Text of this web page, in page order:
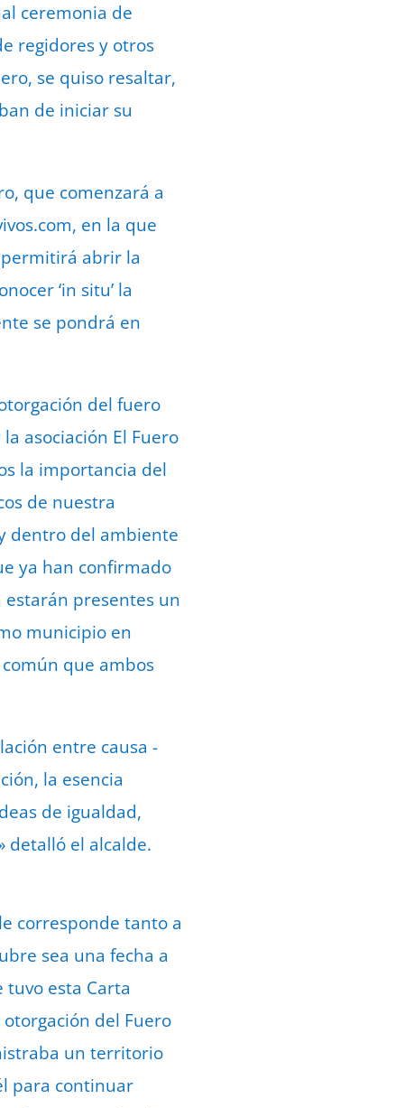
ceremonia de
regidores y otros
se quiso resaltar,
de iniciar su
que comenzará a
en la que
abrir la
‘in situ’ la
se pondrá en
del fuero
asociación El Fuero
la importancia del
de nuestra
dentro del ambiente
ya han confirmado
estarán presentes un
municipio en
que ambos
entre causa -
la esencia
de igualdad,
detalló el alcalde.
corresponde tanto a
sea una fecha a
esta Carta
del Fuero
un territorio
para continuar